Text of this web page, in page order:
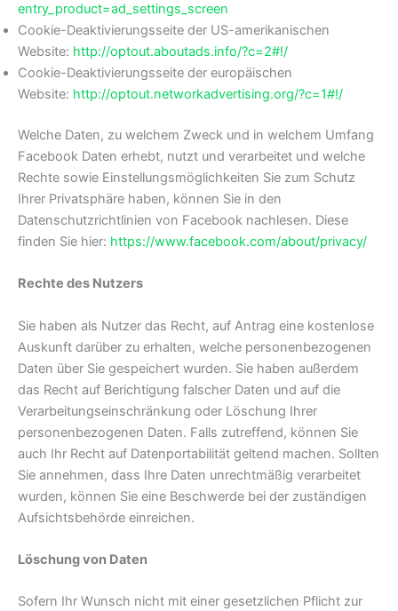
entry_product=ad_settings_screen
Cookie-Deaktivierungsseite der US-amerikanischen
Website: http://optout.aboutads.info/?c=2#!/
Cookie-Deaktivierungsseite der europäischen
Website: http://optout.networkadvertising.org/?c=1#!/
Welche Daten, zu welchem Zweck und in welchem Umfang
Facebook Daten erhebt, nutzt und verarbeitet und welche
Rechte sowie Einstellungsmöglichkeiten Sie zum Schutz
Ihrer Privatsphäre haben, können Sie in den
Datenschutzrichtlinien von Facebook nachlesen. Diese
finden Sie hier: https://www.facebook.com/about/privacy/
Rechte des Nutzers
Sie haben als Nutzer das Recht, auf Antrag eine kostenlose
Auskunft darüber zu erhalten, welche personenbezogenen
Daten über Sie gespeichert wurden. Sie haben außerdem
das Recht auf Berichtigung falscher Daten und auf die
Verarbeitungseinschränkung oder Löschung Ihrer
personenbezogenen Daten. Falls zutreffend, können Sie
auch Ihr Recht auf Datenportabilität geltend machen. Sollten
Sie annehmen, dass Ihre Daten unrechtmäßig verarbeitet
wurden, können Sie eine Beschwerde bei der zuständigen
Aufsichtsbehörde einreichen.
Löschung von Daten
Sofern Ihr Wunsch nicht mit einer gesetzlichen Pflicht zur